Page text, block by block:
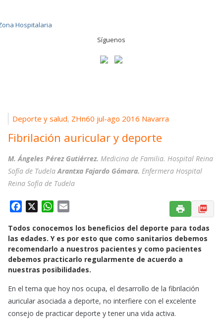
Síguenos
Deporte y salud, ZHn60 jul-ago 2016 Navarra
Fibrilación auricular y deporte
M. Ángeles Pérez Gutiérrez. Medicina de Familia. Hospital Reina
Sofía de TudelaArantxa Fajardo Gómara. Enfermera Hospital
Reina Sofía de Tudela
c
e
b
o
k
W
a
s
A
p
a
i
l
Todos conocemos los beneficios del deporte para todas
las edades. Y es por esto que como sanitarios debemos
recomendarlo a nuestros pacientes y como pacientes
debemos practicarlo regularmente de acuerdo a
nuestras posibilidades.
En el tema que hoy nos ocupa, el desarrollo de la fibrilación
auricular asociada a deporte, no interfiere con el excelente
consejo de practicar deporte y tener una vida activa.